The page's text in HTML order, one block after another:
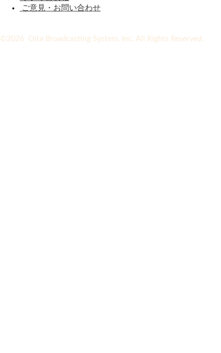
ご意見・お問い合わせ
©2026 Oita Broadcasting System, Inc. All Rights Reserved.